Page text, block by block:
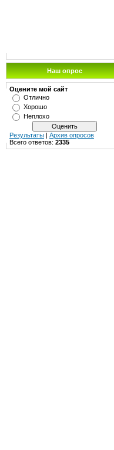
Наш опрос
Оцените мой сайт
Отлично
Хорошо
Неплохо
Результаты | Архив опросов
Всего ответов: 2335